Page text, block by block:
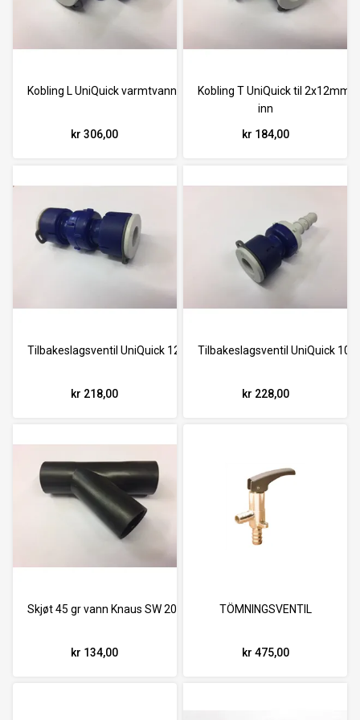
Kobling L UniQuick varmtvann 12mm rør
kr 306,00
Kobling T UniQuick til 2x12mm
inn
kr 184,00
Tilbakeslagsventil UniQuick 12mm rør
kr 218,00
Tilbakeslagsventil UniQuick
kr 228,00
Skjøt 45 gr vann Knaus SW 2014 Y
kr 134,00
TÖMNINGSVENTIL
kr 475,00